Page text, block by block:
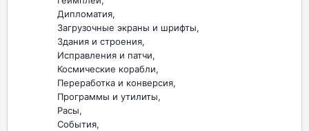
Дипломатия
Загрузочные экраны и шрифты
Здания и строения
Исправления и патчи
Космические корабли
Переработка и конверсия
Программы и утилиты
Расы
События